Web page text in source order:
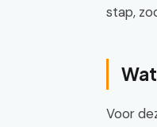
stap,
Voor